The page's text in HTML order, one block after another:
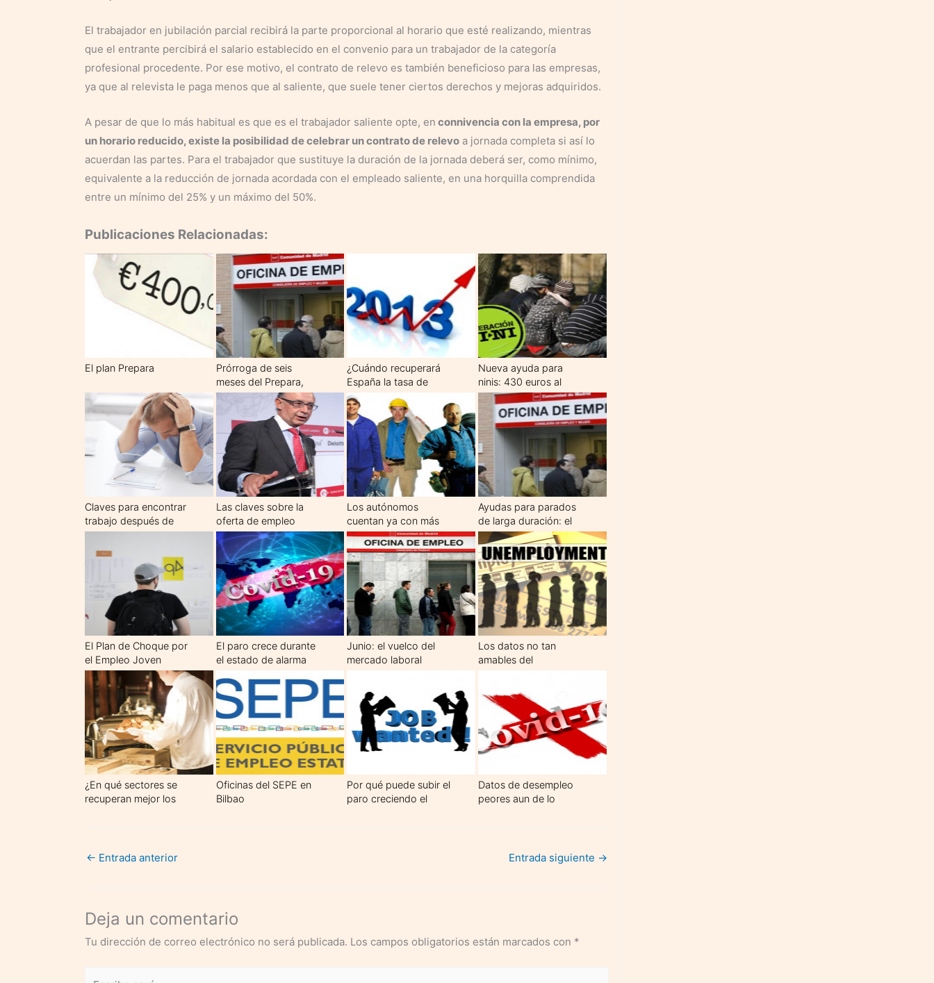
El trabajador en jubilación parcial recibirá la parte proporcional al horario que esté realizando, mientras
que el entrante percibirá el salario establecido en el convenio para un trabajador de la categoría
profesional procedente. Por ese motivo, el contrato de relevo es también beneficioso para las empresas,
ya que al relevista le paga menos que al saliente, que suele tener ciertos derechos y mejoras adquiridos.
A pesar de que lo más habitual es que es el trabajador saliente opte, en connivencia con la empresa, por
un horario reducido, existe la posibilidad de celebrar un contrato de relevo a jornada completa si así lo
acuerdan las partes. Para el trabajador que sustituye la duración de la jornada deberá ser, como mínimo,
equivalente a la reducción de jornada acordada con el empleado saliente, en una horquilla comprendida
entre un mínimo del 25% y un máximo del 50%.
Publicaciones Relacionadas:
El plan Prepara
Prórroga de seis
meses del Prepara,
que da 400 euros al
mes a desempleados
de larga duración
¿Cuándo recuperará
España la tasa de
empleo previa a la
crisis?
Nueva ayuda para
ninis: 430 euros al
mes si hay contrato
de formación
Claves para encontrar
trabajo después de
los 55 años
Las claves sobre la
oferta de empleo
público para 2017 y
2018, la mayor desde
2008, con 28.200
plazas
Los autónomos
cuentan ya con más
de un millón de
empleados a su cargo
Ayudas para parados
de larga duración: el
plan Reincorpora-T
El Plan de Choque por
el Empleo Joven
(2019-2021)
El paro crece durante
el estado de alarma
Junio: el vuelco del
mercado laboral
Los datos no tan
amables del
desempleo: el paro de
¿En qué sectores se
recuperan mejor los
Oficinas del SEPE en
Bilbao
Por qué puede subir el
paro creciendo el
Datos de desempleo
peores aun de lo
← Entrada anterior Entrada siguiente →
Deja un comentario
Tu dirección de correo electrónico no será publicada. Los campos obligatorios están marcados con *